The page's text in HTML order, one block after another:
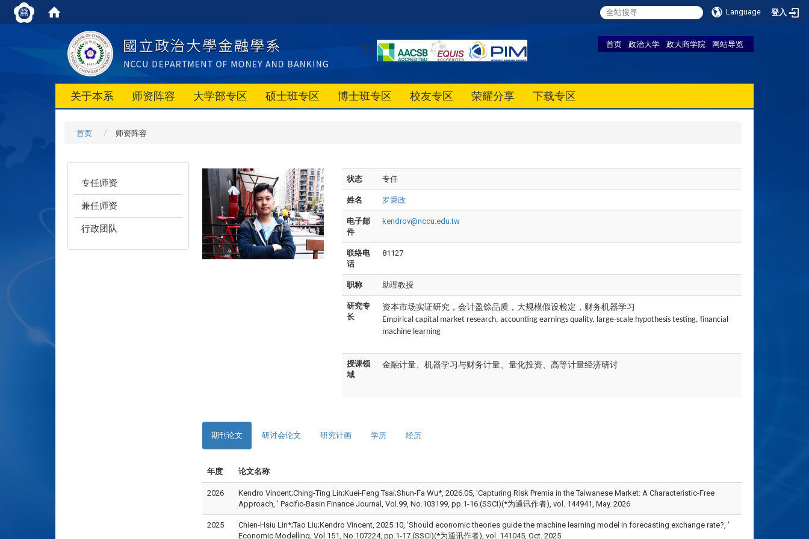
Language 登入
首页 政治大学 政大商学院 网站导览
111
关于本系 师资阵容 大学部专区 硕士班专区 博士班专区 校友专区 荣耀分享 下载专区
首页 师资阵容
专任师资
兼任师资
行政团队
状态 专任
姓名 罗秉政
电子邮
件
kendrov@nccu.edu.tw
联络电
话
81127
职称 助理教授
研究专
长
资本市场实证研究，会计盈馀品质，大规模假设检定，财务机器学习
Empirical capital market research, accounting earnings quality, large-scale hypothesis testing, financial
machine learning
授课领
域
金融计量、机器学习与财务计量、量化投资、高等计量经济研讨
期刊论文 研讨会论文 研究计画 学历 经历
年度 论文名称
2026
Kendro Vincent;Ching-Ting Lin;Kuei-Feng Tsai;Shun-Fa Wu*, 2026.05, 'Capturing Risk Premia in the Taiwanese Market: A Characteristic-Free
Approach, ' Pacific-Basin Finance Journal, Vol.99, No.103199, pp.1-16.(SSCI)(*为通讯作者), vol. 144941, May. 2026
2025
Chien-Hsiu Lin*;Tao Liu;Kendro Vincent, 2025.10, 'Should economic theories guide the machine learning model in forecasting exchange rate?, '
Economic Modelling, Vol.151, No.107224, pp.1-17.(SSCI)(*为通讯作者), vol. 141045, Oct. 2025